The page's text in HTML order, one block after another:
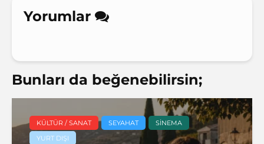
Yorumlar
Bunları da beğenebilirsin;
KÜLTÜR / SANAT SEYAHAT
SINEMA
YURT DIŞI